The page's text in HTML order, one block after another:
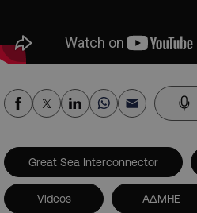
Great Sea Interconnector
Videos ΑΔΜΗΕ